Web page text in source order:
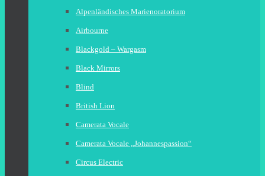
Alpenländisches Marienoratorium
Airbourne
Blackgold – Wargasm
Black Mirrors
Blind
British Lion
Camerata Vocale
Camerata Vocale „Johannespassion“
Circus Electric